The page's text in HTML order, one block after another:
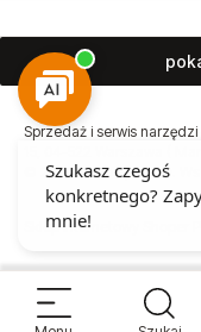
Sprzedaż i serwis
15, 04-522 Warszawa (
© 2026 Atmo Sp. z o.o.
Sklep internetowy Shoper